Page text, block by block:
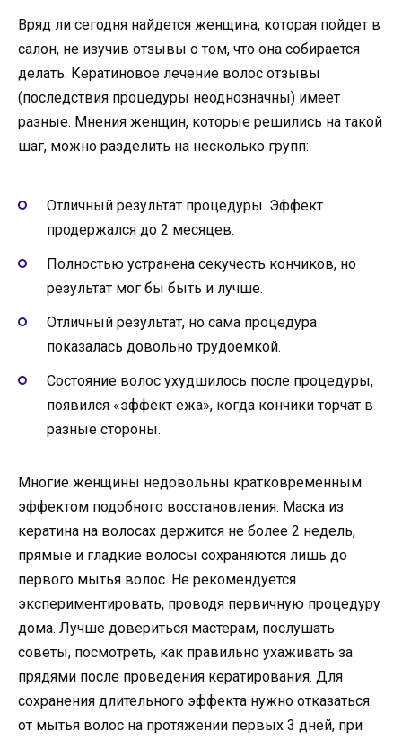
Вряд ли сегодня найдется женщина, которая пойдет в
салон, не изучив отзывы о том, что она собирается
делать. Кератиновое лечение волос отзывы
(последствия процедуры неоднозначны) имеет
разные. Мнения женщин, которые решились на такой
шаг, можно разделить на несколько групп:
Отличный результат процедуры. Эффект
продержался до 2 месяцев.
Полностью устранена секучесть кончиков, но
результат мог бы быть и лучше.
Отличный результат, но сама процедура
показалась довольно трудоемкой.
Состояние волос ухудшилось после процедуры,
появился «эффект ежа», когда кончики торчат в
разные стороны.
Многие женщины недовольны кратковременным
эффектом подобного восстановления. Маска из
кератина на волосах держится не более 2 недель,
прямые и гладкие волосы сохраняются лишь до
первого мытья волос. Не рекомендуется
экспериментировать, проводя первичную процедуру
дома. Лучше довериться мастерам, послушать
советы, посмотреть, как правильно ухаживать за
прядями после проведения кератирования. Для
сохранения длительного эффекта нужно отказаться
от мытья волос на протяжении первых 3 дней, при